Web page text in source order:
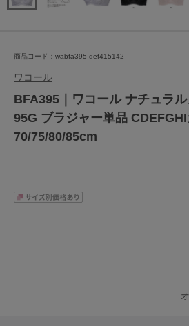
商品コード：wabfa395-def415142
ワコール
BFA395｜ワコール ナチュラ
95G ブラジャー単品
70/75/80/85cm